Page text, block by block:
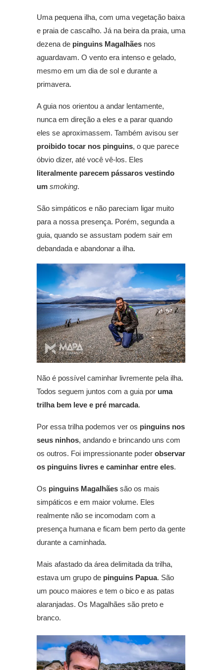
Uma pequena ilha, com uma vegetação baixa
e praia de cascalho. Já na beira da praia, uma
dezena de pinguins Magalhães nos
aguardavam. O vento era intenso e gelado,
mesmo em um dia de sol e durante a
primavera.
A guia nos orientou a andar lentamente,
nunca em direção a eles e a parar quando
eles se aproximassem. Também avisou ser
proibido tocar nos pinguins, o que parece
óbvio dizer, até você vê-los. Eles
literalmente parecem pássaros vestindo
um smoking.
São simpáticos e não pareciam ligar muito
para a nossa presença. Porém, segunda a
guia, quando se assustam podem sair em
debandada e abandonar a ilha.
Não é possível caminhar livremente pela ilha.
Todos seguem juntos com a guia por uma
trilha bem leve e pré marcada.
Por essa trilha podemos ver os pinguins nos
seus ninhos, andando e brincando uns com
os outros. Foi impressionante poder observar
os pinguins livres e caminhar entre eles.
Os pinguins Magalhães são os mais
simpáticos e em maior volume. Eles
realmente não se incomodam com a
presença humana e ficam bem perto da gente
durante a caminhada.
Mais afastado da área delimitada da trilha,
estava um grupo de pinguins Papua. São
um pouco maiores e tem o bico e as patas
alaranjadas. Os Magalhães são preto e
branco.